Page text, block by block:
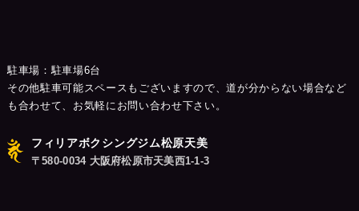
駐車場：駐車場6台
その他駐車可能スペースもございますので、道が分からない場合など
も合わせて、お気軽にお問い合わせ下さい。
フィリアボクシングジム松原天美
〒580-0034 大阪府松原市天美西1-1-3